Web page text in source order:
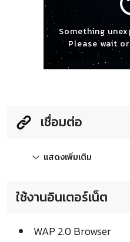
Something
Please wait
เชื่อมต่อ
แสดงเพิ่มเติม
ใช้งานอินเตอร์เน็ต
WAP 2.0 Browser